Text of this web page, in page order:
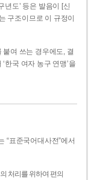
년도’ 등은 발음이 [신
구조이므로 이 규정이
여 쓰는 경우에도, 결
한국 여자 농구 연맹’을
“표준국어대사전”에서
처리를 위하여 편의